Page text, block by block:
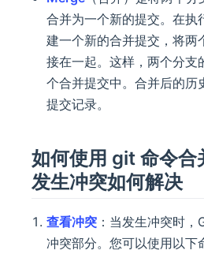
合并为一个新的提交。在
建一个新的合并提交，将两
接在一起。这样，两个分支
个合并提交中。合并后的历
提交记录。
如何使用 git 命令合
发生冲突如何解决
查看冲突 ：当发生冲突时
冲突部分。您可以使用以下